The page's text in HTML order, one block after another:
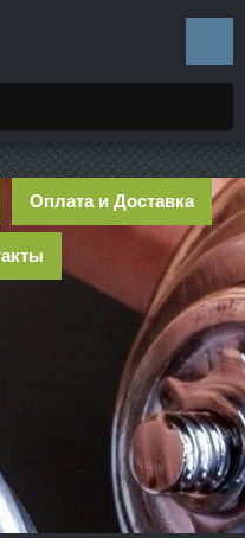
Оплата и Доставка